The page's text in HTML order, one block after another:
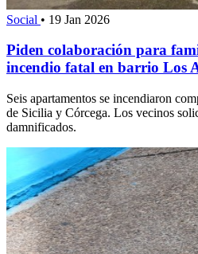
Social • 19 Jan 2026
Piden colaboración para
incendio fatal en barrio Los
Seis apartamentos se incendiaron
de Sicilia y Córcega. Los vecinos
damnificados.